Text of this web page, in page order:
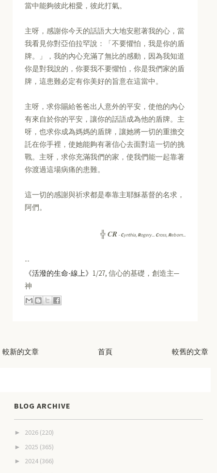
當中能夠彼此相愛，彼此打氣。
主呀，感謝你今天的話語大大地安慰著我的心，當
我看見你對亞伯拉罕說：「不要懼怕，我是你的盾
牌。」，我的內心充滿了無比的感動，因為我知道
你是對我說的，你要我不要懼怕，你是我們家的盾
牌，這患難必定有你美好的旨意在這當中。
主呀，求你賜給爸爸出人意外的平安，使他的內心
有來自於你的平安，讓你的話語成為他的盾牌。主
呀，也求你成為媽媽的盾牌，讓她將一切的重擔交
託在你手裡，使她能夠有著信心去面對這一切的挑
戰。主呀，求你充滿我們的家，使我們能一起靠著
你渡過這場病痛的患難。
這一切的感謝與祈求都是奉靠主耶穌基督的名求，
阿們。
╬CR -Cynthia, Rogery... Cross, Reborn...
--
《活潑的生命-線上》 1/27, 信心的基礎，創造主─
神
較新的文章 較舊的文章
首頁
BLOG ARCHIVE
► 2026 (220)
► 2025 (365)
► 2024 (366)